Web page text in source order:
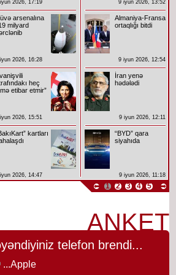
2026, 17:19
arsenalına
milyard
2026, 16:28
heç
etibar etmir”
2026, 15:51
kartları
2026, 14:47
9 iyun 2026, 13:52
Almaniya-Fransa
ortaqlığı bitdi
9 iyun 2026, 12:54
İran yenə
hədələdi
9 iyun 2026, 12:11
“BYD” qara
siyahıda
9 iyun 2026, 11:18
1 2 3 4 5
ANKET
telefon brendi...
...Apple